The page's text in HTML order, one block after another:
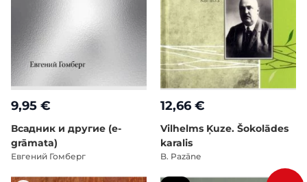
9,95 €
Всадник и другие (e-
grāmata)
Евгений Гомберг
12,66 €
Vilhelms Ķuze. Šokolādes
karalis
B. Pazāne